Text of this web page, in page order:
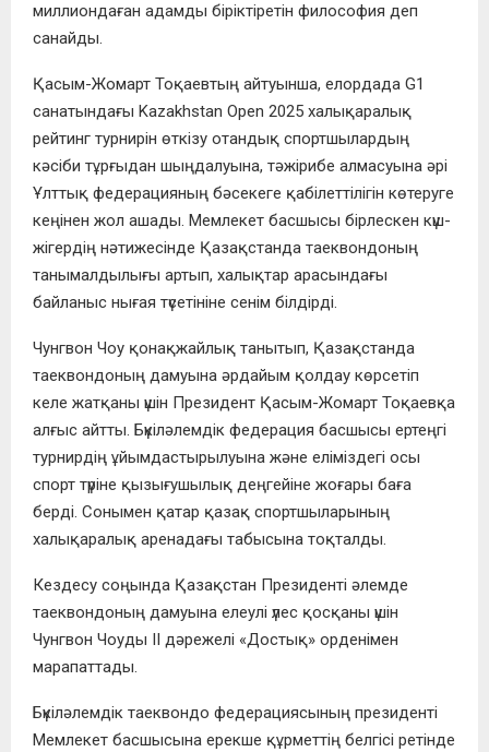
миллиондаған адамды біріктіретін философия деп
санайды.
Қасым-Жомарт Тоқаевтың айтуынша, елордада G1
санатындағы Kazakhstan Open 2025 халықаралық
рейтинг турнирін өткізу отандық спортшылардың
кәсіби тұрғыдан шыңдалуына, тәжірибе алмасуына әрі
Ұлттық федерацияның бәсекеге қабілеттілігін көтеруге
кеңінен жол ашады. Мемлекет басшысы бірлескен күш-
жігердің нәтижесінде Қазақстанда таеквондоның
танымалдылығы артып, халықтар арасындағы
байланыс нығая түсетініне сенім білдірді.
Чунгвон Чоу қонақжайлық танытып, Қазақстанда
таеквондоның дамуына әрдайым қолдау көрсетіп
келе жатқаны үшін Президент Қасым-Жомарт Тоқаевқа
алғыс айтты. Бүкіләлемдік федерация басшысы ертеңгі
турнирдің ұйымдастырылуына және еліміздегі осы
спорт түріне қызығушылық деңгейіне жоғары баға
берді. Сонымен қатар қазақ спортшыларының
халықаралық аренадағы табысына тоқталды.
Кездесу соңында Қазақстан Президенті әлемде
таеквондоның дамуына елеулі үлес қосқаны үшін
Чунгвон Чоуды ІІ дәрежелі «Достық» орденімен
марапаттады.
Бүкіләлемдік таеквондо федерациясының президенті
Мемлекет басшысына ерекше құрметтің белгісі ретінде